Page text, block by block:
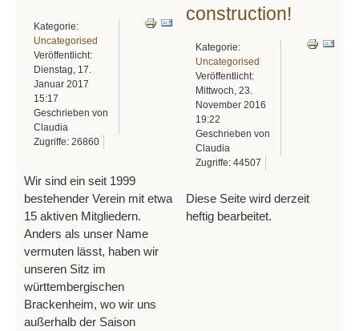
Kategorie:
Uncategorised
Veröffentlicht:
Dienstag, 17.
Januar 2017
15:17
Geschrieben von
Claudia
Zugriffe: 26860
Wir sind ein seit 1999
bestehender Verein mit etwa
15 aktiven Mitgliedern.
Anders als unser Name
vermuten lässt, haben wir
unseren Sitz im
württembergischen
Brackenheim, wo wir uns
außerhalb der Saison
construction!
Kategorie:
Uncategorised
Veröffentlicht:
Mittwoch, 23.
November 2016
19:22
Geschrieben von
Claudia
Zugriffe: 44507
Diese Seite wird derzeit
heftig bearbeitet.